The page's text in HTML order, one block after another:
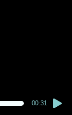
00:31